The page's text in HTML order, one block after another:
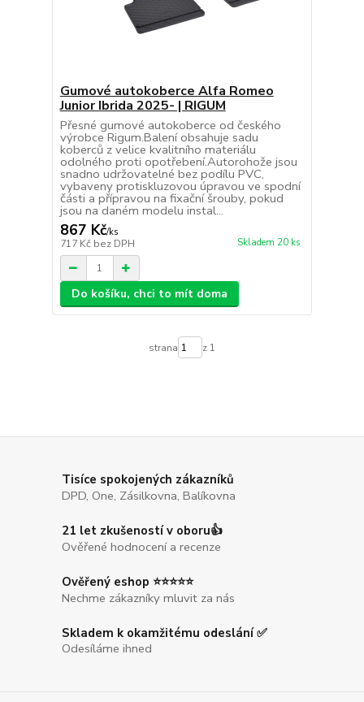
Gumové autokoberce Alfa Romeo
Junior Ibrida 2025- | RIGUM
Přesné gumové autokoberce od českého
výrobce Rigum.Balení obsahuje sadu
koberců z velice kvalitního materiálu
odolného proti opotřebení.Autorohože jsou
snadno udržovatelné bez podílu PVC,
vybaveny protiskluzovou úpravou ve spodní
části a přípravou na fixační šrouby, pokud
jsou na daném modelu instal...
867 Kč/ks
717 Kč bez DPH Skladem 20 ks
Do košíku, chci to mít doma
strana z 1
Tisíce spokojených zákazníků
DPD, One, Zásilkovna, Balíkovna
21 let zkušeností v oboru👍
Ověřené hodnocení a recenze
Ověřený eshop ⭐⭐⭐⭐⭐
Nechme zákazníky mluvit za nás
Skladem k okamžitému odeslání ✅
Odesíláme ihned